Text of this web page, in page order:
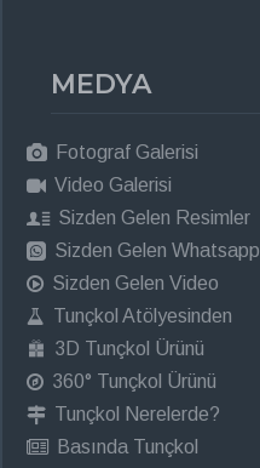
MEDYA
Fotograf Galerisi
Video Galerisi
Sizden Gelen Resimler
Sizden Gelen Whatsapp
Sizden Gelen Video
Tunçkol Atölyesinden
3D Tunçkol Ürünü
360° Tunçkol Ürünü
Tunçkol Nerelerde?
Basında Tunçkol